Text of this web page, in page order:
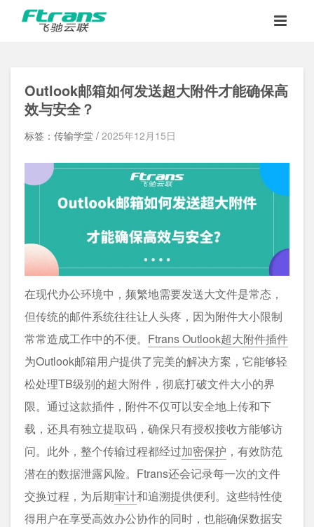
Outlook邮箱如何发送超大附件才能确保高
效与安全？
标签：传输学堂 / 2025年12月15日
在现代办公环境中，频繁地需要发送大文件是常态，
但传统的邮件系统往往让人头疼，因为附件大小限制
常常造成工作中的不便。 Ftrans Outlook超大附件插件
为Outlook邮箱用户提供了完美的解决方案，它能够轻
松处理TB级别的超大附件，彻底打破文件大小的界
限。通过这款插件，附件不仅可以安全地上传和下
载，还具有独立提取码，确保只有授权接收方能够访
问。此外，整个传输过程都经过加密保护 ，有效防范
潜在的数据泄露风险。Ftrans还会记录每一次的文件
交换过程，为后期审计和追溯提供便利。这些特性使
得用户在享受高效办公协作的同时，也能确保数据安